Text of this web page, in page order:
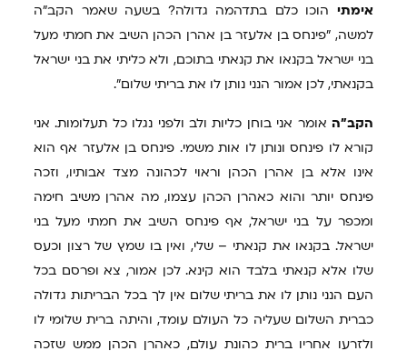
אימתי הוכו כלם בתדהמה גדולה? בשעה שאמר הקב"ה
למשה, "פינחס בן אלעזר בן אהרן הכהן השיב את חמתי מעל
בני ישראל בקנאו את קנאתי בתוכם, ולא כליתי את בני ישראל
בקנאתי, לכן אמור הנני נותן לו את בריתי שלום".
הקב"ה אומר אני בוחן כליות ולב ולפני נגלו כל תעלומות. אני
קורא לו פינחס ונותן לו אות משמי. פינחס בן אלעזר אף הוא
אינו אלא בן אהרן הכהן וראוי לכהונה מצד אבותיו, וזכה
פינחס יותר והוא כאהרן הכהן עצמו, מה אהרן משיב חימה
ומכפר על בני ישראל, אף פינחס השיב את חמתי מעל בני
ישראל. בקנאו את קנאתי – שלי, ואין בו שמץ של רצון וכעס
שלו אלא קנאתי בלבד הוא קינא. לכן אמור, צא ופרסם בכל
העם הנני נותן לו את בריתי שלום אין לך בכל הבריתות גדולה
כברית השלום שעליה כל העולם עומד, והיתה ברית שלומי לו
ולזרעו אחריו ברית כהונת עולם, כאהרן הכהן ממש שזכה